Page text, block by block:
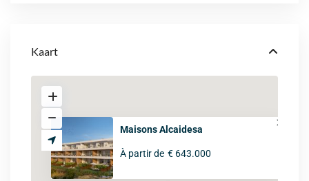
Kaart
Maisons Alcaidesa
À partir de € 643.000